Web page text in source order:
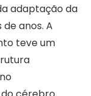
adaptação da
anos. A
teve um